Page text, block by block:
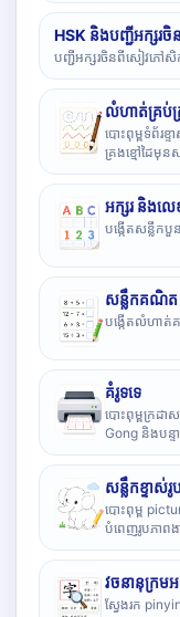
HSK និងបញ្ជីអក្សរចិ
បញ្ជីអក្សរចិនពីសៀវភៅសិ
លំហាត់គ្រប់
បោះពុម្ពទំព័រខ្
គ្រងខ្មៅដៃមុន
អក្សរ និងលេ
បង្កើតសន្លឹកបួ
សន្លឹកគណិត
បង្កើតលំហាត់
គំរូទទេ
បោះពុម្ពក្រដ
Gong និងបន្
សន្លឹកខ្ទាស់រូ
បោះពុម្ព
បំពេញរូបភាព
វចនានុក្រម
ស្វែងរក